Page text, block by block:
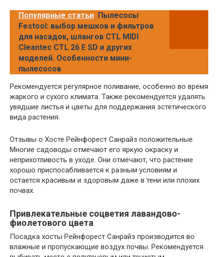
Популярные статьи Пылесосы
Festool: выбор мешков и фильтров
для насадок, шлангов CTL MIDI
Cleantec CTL 26 E SD и других
моделей. Особенности мини-
пылесосов
Рекомендуется регулярное поливание, особенно во время
жаркого и сухого климата. Также рекомендуется удалять
увядшие листья и цветы для поддержания эстетического
вида растения.
Отзывы о Хосте Рейнфорест Санрайз положительные.
Многие садоводы отмечают его яркую окраску и
неприхотливость в уходе. Они отмечают, что растение
хорошо приспосабливается к разным условиям и
остается красивым и здоровым даже в тени или плохих
почвах.
Привлекательные соцветия лавандово-
фиолетового цвета
Посадка хосты Рейнфорест Санрайз производится во
влажные и пропускающие воздух почвы. Рекомендуется